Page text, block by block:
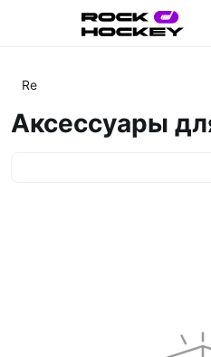
Re
Аксессуары